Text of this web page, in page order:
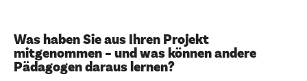
Was haben Sie aus Ihren Projekt
mitgenommen – und was können andere
Pädagogen daraus lernen?